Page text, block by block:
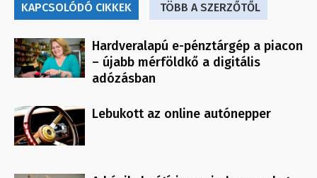
KAPCSOLÓDÓ CIKKEK TÖBB A SZERZŐTŐL
Hardveralapú e-pénztárgép a piacon
– újabb mérföldkő a digitális
adózásban
Lebukott az online autónepper